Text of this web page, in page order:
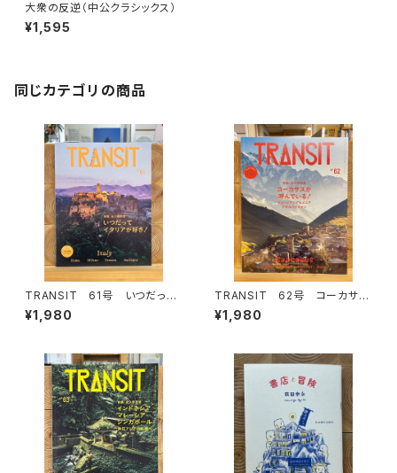
大衆の反逆（中公クラシックス）
¥1,595
同じカテゴリの商品
TRANSIT 61号 いつだって
イタリアが好き！
¥1,980
TRANSIT 62号 コーカサス
が呼んでいる！
¥1,980